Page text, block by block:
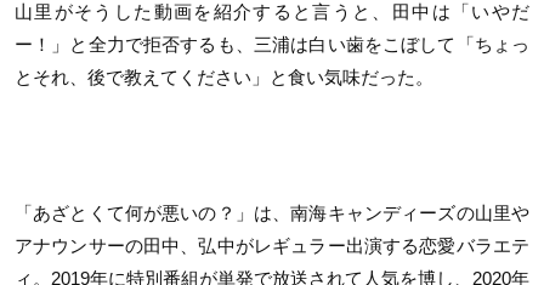
山里がそうした動画を紹介すると言うと、田中は「いやだ
ー！」と全力で拒否するも、三浦は白い歯をこぼして「ちょっ
とそれ、後で教えてください」と食い気味だった。
「あざとくて何が悪いの？」は、南海キャンディーズの山里や
アナウンサーの田中
、弘中がレギュラー出演する恋愛バラエテ
ィ。2019年に特別番組が単発で放送されて人気を博し、2020年